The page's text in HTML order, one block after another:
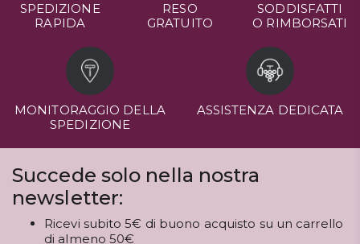
SPEDIZIONE
RAPIDA
RESO
GRATUITO
SODDISFATTI
O RIMBORSATI
MONITORAGGIO DELLA
SPEDIZIONE
ASSISTENZA DEDICATA
Succede solo nella nostra
newsletter:
Ricevi subito 5€ di buono acquisto su un carrello
di almeno 50€